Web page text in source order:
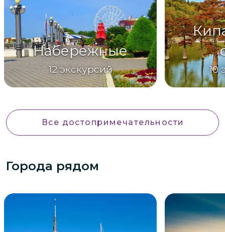
Набережные
12 экскурсий 10
Все достопримечательности
Города рядом